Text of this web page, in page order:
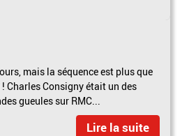
mais la séquence est plus que
Charles Consigny était un des
gueules sur RMC...
Lire la suite